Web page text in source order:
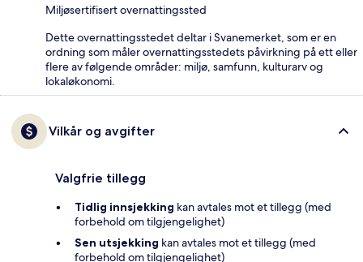
Miljøsertifisert overnattingssted
Dette overnattingsstedet deltar i Svanemerket, som er en
ordning som måler overnattingsstedets påvirkning på ett eller
flere av følgende områder: miljø, samfunn, kulturarv og
lokaløkonomi.
Vilkår og avgifter
Valgfrie tillegg
Tidlig innsjekking kan avtales mot et tillegg (med
forbehold om tilgjengelighet)
Sen utsjekking kan avtales mot et tillegg (med
forbehold om tilgjengelighet)